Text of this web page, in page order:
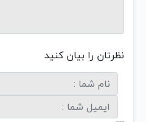
نظرتان را بیان کنید